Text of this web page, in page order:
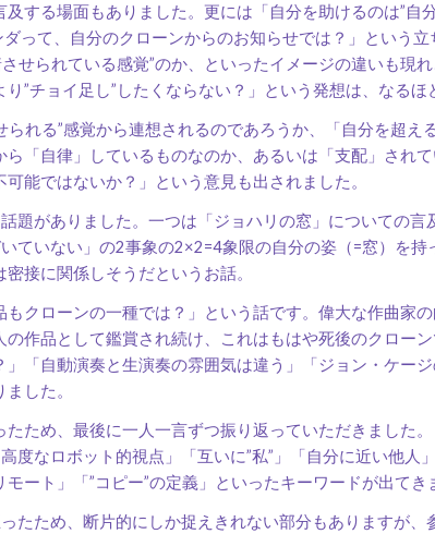
する場面もありました。更には「自分を助けるのは”自
って、自分のクローンからのお知らせでは？」という
させられている感覚”のか、といったイメージの違いも現
”チョイ足し”したくならない？」という発想は、なる
られる”感覚から連想されるのであろうか、「自分を超
ら「自律」しているものなのか、あるいは「支配」され
可能ではないか？」という意見も出されました。
題がありました。一つは「ジョハリの窓」についての
ていない」の2事象の2×2=4象限の自分の姿（=窓）を
接に関係しそうだというお話。
クローンの一種では？」という話です。偉大な作曲家
の作品として鑑賞され続け、これはもはや死後のクロー
」「自動演奏と生演奏の雰囲気は違う」「ジョン・ケー
した。
ため、最後に一人一言ずつ振り返っていただきました。
度なロボット的視点」「互いに”私”」「自分に近い他
ート」「”コピー”の定義」といったキーワードが出てき
たため、断片的にしか捉えきれない部分もありますが